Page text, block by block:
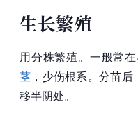
生长繁殖
用分株繁殖。一般常
茎 ，少伤根系。分苗
移半阴处。